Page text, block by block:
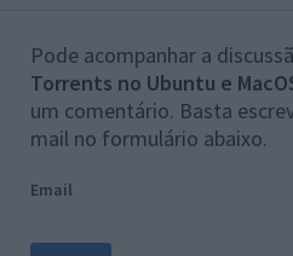
Pode acompanhar a
Torrents no Ubuntu e
um comentário. Basta
mail no formulário abaixo.
Email